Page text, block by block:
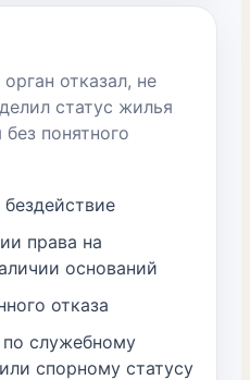
отказал, не
статус жилья
понятного
права на
оснований
отказа
по служебному
спорному статусу